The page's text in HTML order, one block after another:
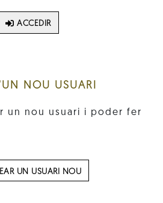
ACCEDIR
NOU USUARI
un nou usuari i poder fer
UN USUARI NOU